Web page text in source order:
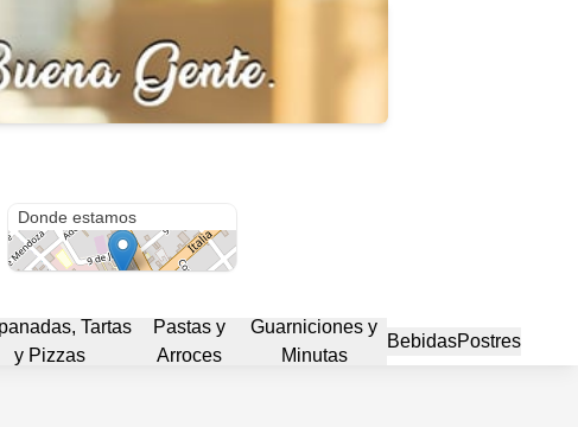
Donde estamos
Tartas
y Pizzas
Pastas y
Arroces
Guarniciones y
Minutas
BebidasPostres